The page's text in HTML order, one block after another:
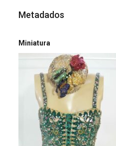
Metadados
Miniatura